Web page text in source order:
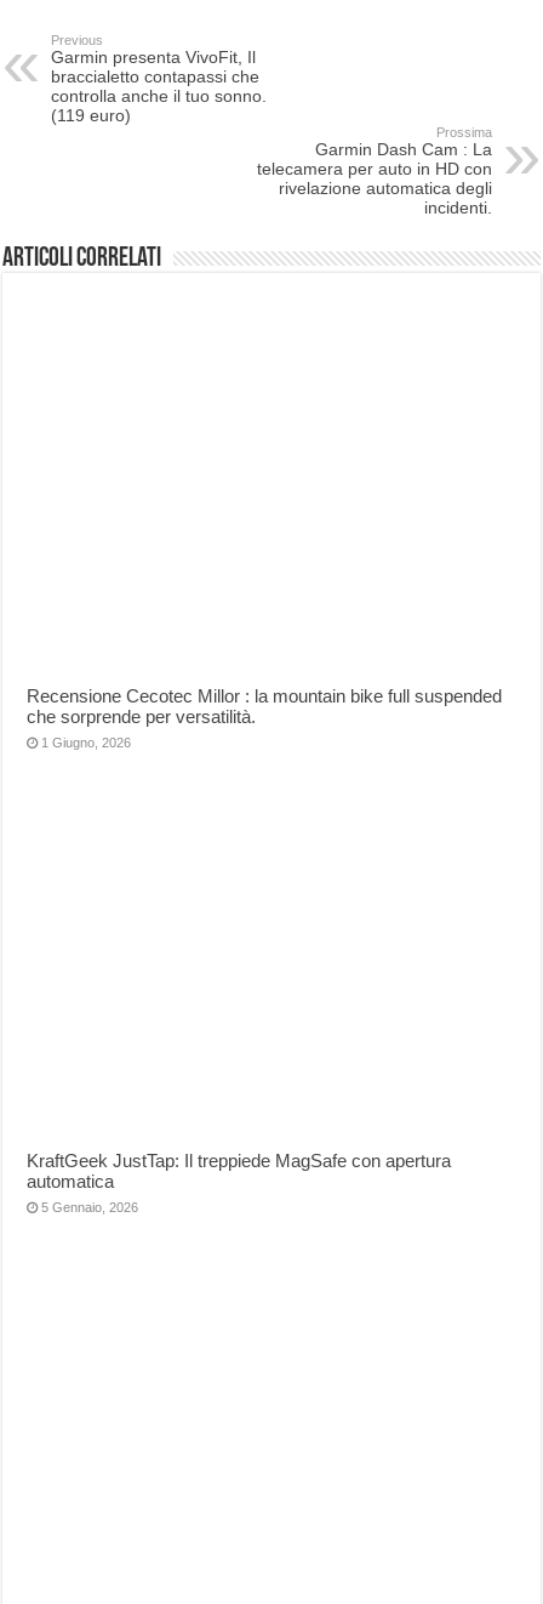
Previous
Garmin presenta VivoFit, Il
braccialetto contapassi che
controlla anche il tuo sonno.
(119 euro)
Prossima
Garmin Dash Cam : La
telecamera per auto in HD con
rivelazione automatica degli
incidenti.
Articoli correlati
Recensione Cecotec Millor : la mountain bike full suspended
che sorprende per versatilità.
1 Giugno, 2026
KraftGeek JustTap: Il treppiede MagSafe con apertura
automatica
5 Gennaio, 2026